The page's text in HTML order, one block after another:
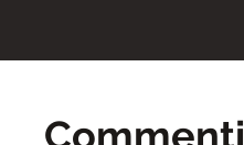
Commenti